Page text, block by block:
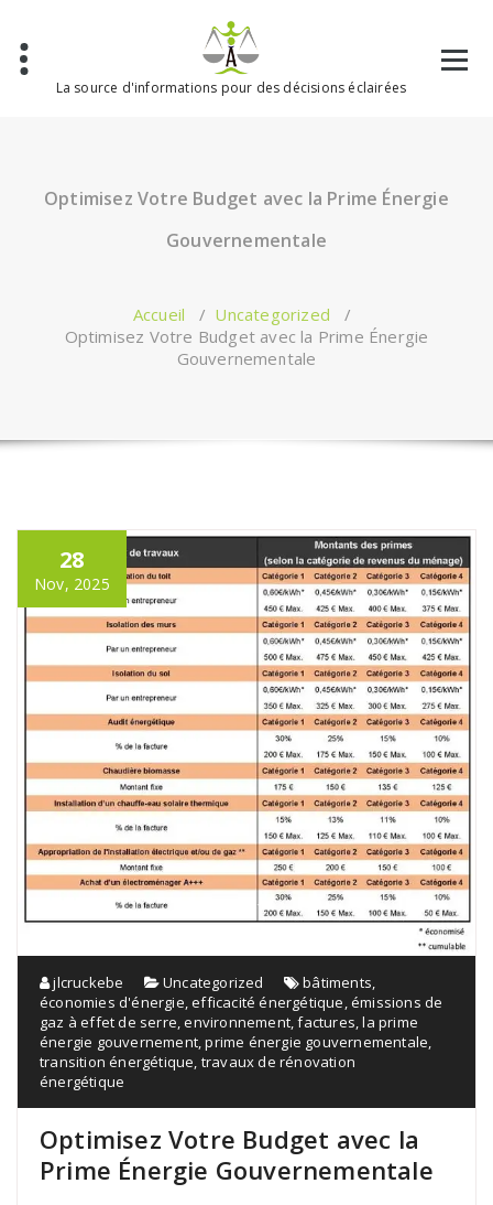
contenu
La source d'informations pour des décisions éclairées
Optimisez Votre Budget avec la Prime Énergie
Gouvernementale
Accueil / Uncategorized /
Optimisez Votre Budget avec la Prime Énergie
Gouvernementale
28
Nov, 2025
jlcruckebe Uncategorized bâtiments,
économies d'énergie,efficacité énergétique,émissions de
gaz à effet de serre,environnement,factures,la prime
énergie gouvernement,prime énergie gouvernementale,
transition énergétique, travaux de rénovation
énergétique
Optimisez Votre Budget avec la
Prime Énergie Gouvernementale